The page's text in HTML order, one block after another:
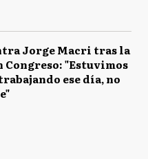
Jorge Macri tras la
Congreso: "Estuvimos
ese día, no